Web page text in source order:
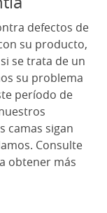
defectos de
su producto,
se trata de un
su problema
período de
camas sigan
Consulte
obtener más